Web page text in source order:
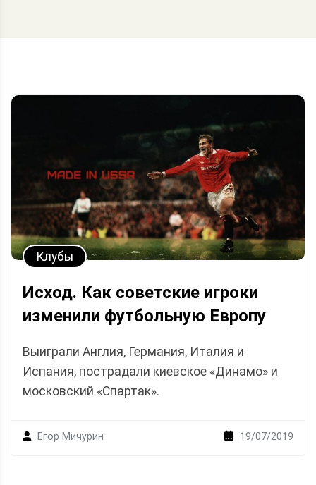
Клубы
Исход. Как советские игроки
изменили футбольную Европу
Выиграли Англия, Германия, Италия и
Испания, пострадали киевское «Динамо» и
московский «Спартак».
Егор Мичурин 19/07/2019